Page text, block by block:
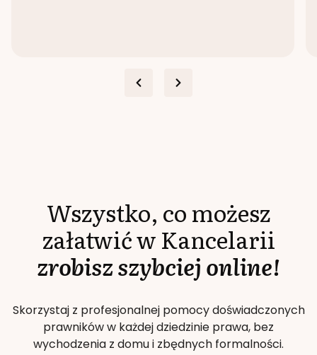
Wszystko, co możesz
załatwić w Kancelarii
zrobisz szybciej online!
Skorzystaj z profesjonalnej pomocy doświadczonych
prawników w każdej dziedzinie prawa, bez
wychodzenia z domu i zbędnych formalności.